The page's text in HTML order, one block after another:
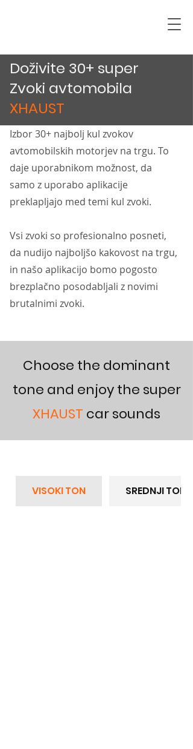
Doživite 30+ super
Zvoki avtomobila
XHAUST
Izbor 30+ najbolj kul zvokov
avtomobilskih motorjev na trgu. To
daje uporabnikom možnost, da
samo z uporabo aplikacije
preklapljajo med temi kul zvoki.
Vsi zvoki so profesionalno posneti,
da nudijo najboljšo kakovost na trgu,
in našo aplikacijo bomo pogosto
brezplačno posodabljali z novimi
brutalnimi zvoki.
Choose the dominant
tone and enjoy the super
XHAUST car sounds
VISOKI TON SREDNJI TON